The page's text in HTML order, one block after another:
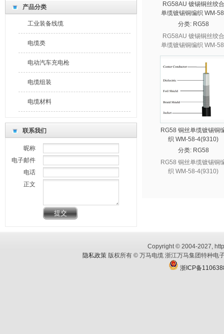
最新公告
我们坚持回报社会，奉献爱心。
产品的不断创新是持续发展的轨迹和标志。
产品质量和服务质量是公司发展的生命线。
品牌是公司产品及服务的一面明镜。
高科技、专业化、精品化、国际化。
创新、务实、求真、用心。
产品分类
工业装备线缆
电缆类
电动汽车充电枪
电缆组装
电缆材料
联系我们
昵称
电子邮件
电话
正文
RG58AU 镀锡铜丝绞合
单缆镀锡铜编织 WM-
5(9311)
分类: RG58
RG58AU 镀锡铜丝绞合
单缆镀锡铜编织 WM-
5(9311)
RG58 铜丝单缆镀锡铜
织 WM-58-4(9310)
分类: RG58
RG58 铜丝单缆镀锡铜
织 WM-58-4(9310)
Copyright © 2004-2027,
隐私政策版权所有 © 万马电缆 浙江万马集团特种电
浙ICP备